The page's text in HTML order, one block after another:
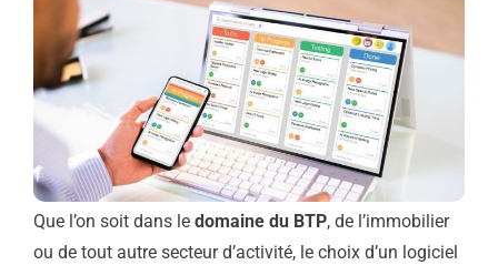
Que l’on soit dans le domaine du BTP, de l’immobilier
ou de tout autre secteur d’activité, le choix d’un logiciel